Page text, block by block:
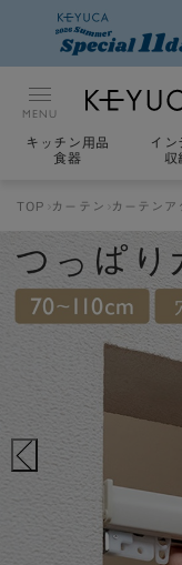
MENU
キッチン用品
食器
イン
収
TOP カーテン カーテンア